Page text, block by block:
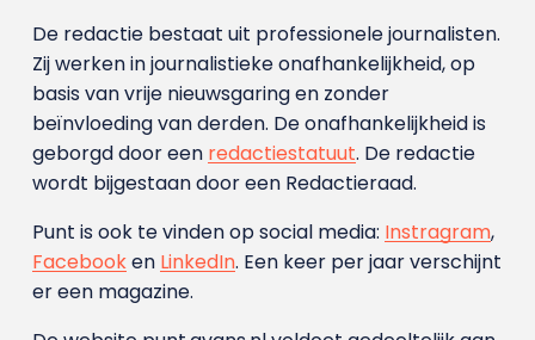
De redactie bestaat uit professionele journalisten.
Zij werken in journalistieke onafhankelijkheid, op
basis van vrije nieuwsgaring en zonder
beïnvloeding van derden. De onafhankelijkheid is
geborgd door een redactiestatuut. De redactie
wordt bijgestaan door een Redactieraad.
Punt is ook te vinden op social media: Instragram,
Facebooken LinkedIn. Een keer per jaar verschijnt
er een magazine.